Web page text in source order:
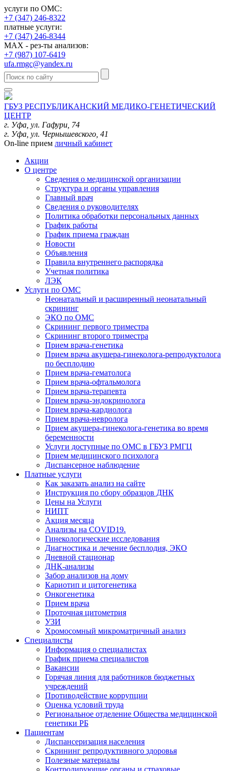
услуги по ОМС:
+7 (347) 246-8322
платные услуги:
+7 (347) 246-8344
MAX - рез-ты анализов:
+7 (987) 107-6419
ufa.rmgc@yandex.ru
ГБУЗ РЕСПУБЛИКАНСКИЙ МЕДИКО-ГЕНЕТИЧЕСКИЙ
ЦЕНТР
г. Уфа, ул. Гафури, 74
г. Уфа, ул. Чернышевского, 41
On-line прием личный кабинет
Акции
О центре
Сведения о медицинской организации
Структура и органы управления
Главный врач
Сведения о руководителях
Политика обработки персональных данных
График работы
График приема граждан
Новости
Объявления
Правила внутреннего распорядка
Учетная политика
ЛЭК
Услуги по ОМС
Неонатальный и расширенный неонатальный
скрининг
ЭКО по ОМС
Скрининг первого триместра
Скрининг второго триместра
Прием врача-генетика
Прием врача акушера-гинеколога-репродуктолога
по бесплодию
Прием врача-гематолога
Прием врача-офтальмолога
Прием врача-терапевта
Прием врача-эндокринолога
Прием врача-кардиолога
Прием врача-невролога
Прием акушера-гинеколога-генетика во время
беременности
Услуги доступные по ОМС в ГБУЗ РМГЦ
Прием медицинского психолога
Диспансерное наблюдение
Платные услуги
Как заказать анализ на сайте
Инструкция по сбору образцов ДНК
Цены на Услуги
НИПТ
Акция месяца
Анализы на COVID19.
Гинекологические исследования
Диагностика и лечение бесплодия, ЭКО
Дневной стационар
ДНК-анализы
Забор анализов на дому
Кариотип и цитогенетика
Онкогенетика
Прием врача
Проточная цитометрия
УЗИ
Хромосомный микроматричный анализ
Специалисты
Информация о специалистах
График приема специалистов
Вакансии
Горячая линия для работников бюджетных
учреждений
Противодействие коррупции
Оценка условий труда
Региональное отделение Общества медицинской
генетики РБ
Пациентам
Диспансеризация населения
Скрининг репродуктивного здоровья
Полезные материалы
Контролирующие органы и страховые